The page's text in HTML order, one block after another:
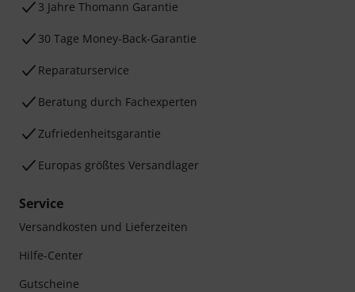
3 Jahre Thomann Garantie
30 Tage Money-Back-Garantie
Reparaturservice
Beratung durch Fachexperten
Zufriedenheitsgarantie
Europas größtes Versandlager
Service
Versandkosten und Lieferzeiten
Hilfe-Center
Gutscheine